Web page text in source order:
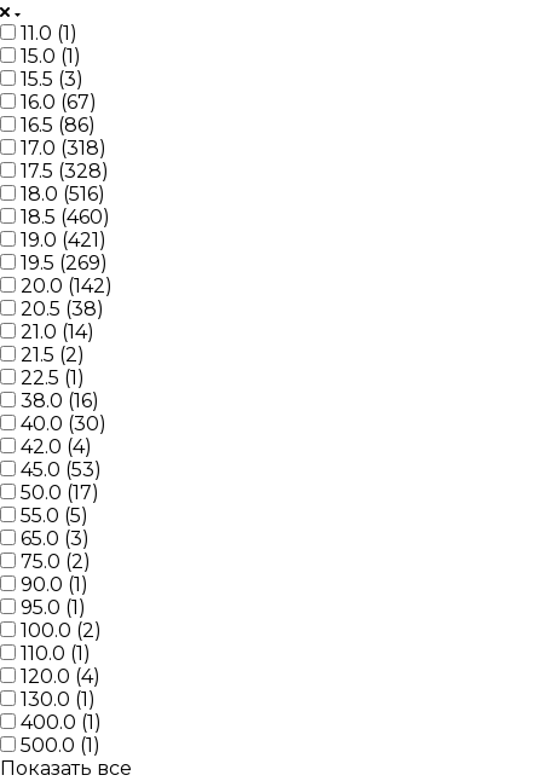
11.0 (1)
15.0 (1)
15.5 (3)
16.0 (67)
16.5 (86)
17.0 (318)
17.5 (328)
18.0 (516)
18.5 (460)
19.0 (421)
19.5 (269)
20.0 (142)
20.5 (38)
21.0 (14)
21.5 (2)
22.5 (1)
38.0 (16)
40.0 (30)
42.0 (4)
45.0 (53)
50.0 (17)
55.0 (5)
65.0 (3)
75.0 (2)
90.0 (1)
95.0 (1)
100.0 (2)
110.0 (1)
120.0 (4)
130.0 (1)
400.0 (1)
500.0 (1)
Показать все